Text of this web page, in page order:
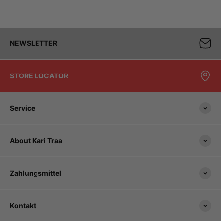
NEWSLETTER
STORE LOCATOR
Service
About Kari Traa
Kontakt
Zahlungsmittel